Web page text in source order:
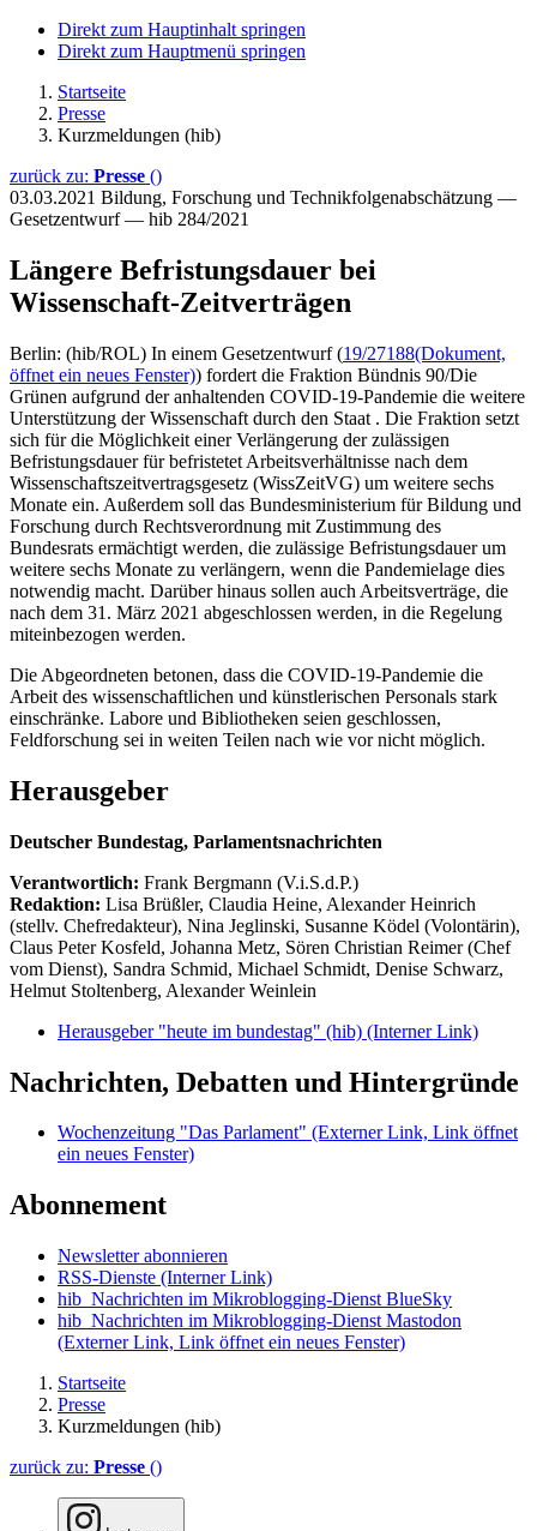
Direkt zum Hauptinhalt springen
Direkt zum Hauptmenü springen
Startseite
Presse
Kurzmeldungen (hib)
zurück zu: Presse ()
03.03.2021 Bildung, Forschung und Technikfolgenabschätzung —
Gesetzentwurf — hib 284/2021
Längere Befristungsdauer bei
Wissenschaft-Zeitverträgen
Berlin: (hib/ROL) In einem Gesetzentwurf (19/27188(Dokument,
öffnet ein neues Fenster)) fordert die Fraktion Bündnis 90/Die
Grünen aufgrund der anhaltenden COVID-19-Pandemie die weitere
Unterstützung der Wissenschaft durch den Staat . Die Fraktion setzt
sich für die Möglichkeit einer Verlängerung der zulässigen
Befristungsdauer für befristetet Arbeitsverhältnisse nach dem
Wissenschaftszeitvertragsgesetz (WissZeitVG) um weitere sechs
Monate ein. Außerdem soll das Bundesministerium für Bildung und
Forschung durch Rechtsverordnung mit Zustimmung des
Bundesrats ermächtigt werden, die zulässige Befristungsdauer um
weitere sechs Monate zu verlängern, wenn die Pandemielage dies
notwendig macht. Darüber hinaus sollen auch Arbeitsverträge, die
nach dem 31. März 2021 abgeschlossen werden, in die Regelung
miteinbezogen werden.
Die Abgeordneten betonen, dass die COVID-19-Pandemie die
Arbeit des wissenschaftlichen und künstlerischen Personals stark
einschränke. Labore und Bibliotheken seien geschlossen,
Feldforschung sei in weiten Teilen nach wie vor nicht möglich.
Herausgeber
Deutscher Bundestag, Parlamentsnachrichten
Verantwortlich: Frank Bergmann (V.i.S.d.P.)
Redaktion: Lisa Brüßler, Claudia Heine, Alexander Heinrich
(stellv. Chefredakteur), Nina Jeglinski, Susanne Ködel (Volontärin),
Claus Peter Kosfeld, Johanna Metz, Sören Christian Reimer (Chef
vom Dienst), Sandra Schmid, Michael Schmidt, Denise Schwarz,
Helmut Stoltenberg, Alexander Weinlein
Herausgeber "heute im bundestag" (hib) (Interner Link)
Nachrichten, Debatten und Hintergründe
Wochenzeitung "Das Parlament" (Externer Link, Link öffnet
ein neues Fenster)
Abonnement
Newsletter abonnieren
RSS-Dienste (Interner Link)
hib_Nachrichten im Mikroblogging-Dienst BlueSky
hib_Nachrichten im Mikroblogging-Dienst Mastodon
(Externer Link, Link öffnet ein neues Fenster)
Startseite
Presse
Kurzmeldungen (hib)
zurück zu: Presse ()